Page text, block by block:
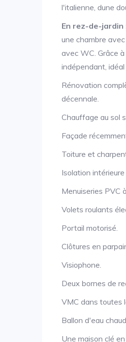
l'italienne, dune
En rez-de-jardin
une chambre
avec WC. Grâce
indépendant,
Rénovation
décennale.
Chauffage au sol
Façade
Toiture et
Isolation
Menuiseries PVC
Volets roulants
Portail motorisé.
Clôtures en
Visiophone.
Deux bornes de
VMC dans toutes
Ballon d'eau
Une maison clé